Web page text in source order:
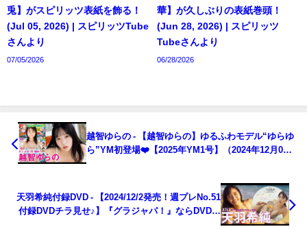
兎】がスピリッツ表紙を飾る！
(Jul 05, 2026) | スピリッツTube
さんより
07/05/2026
華】が久しぶりの表紙巻頭！
(Jun 28, 2026) | スピリッツ
Tubeさんより
06/28/2026
越智ゆらの - 【越智ゆらの】ゆるふわモデル“ゆらゆ
ら”YM初登場❤️【2025年YM1号】（2024年12月01
天羽希純付録DVD - 【2024/12/2発売！週プレNo.51
付録DVDチラ見せ♪】『グラジャパ！』ならDVDが